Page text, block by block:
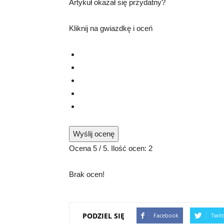
Artykuł okazał się przydatny?
Kliknij na gwiazdkę i oceń
Wyślij ocenę
Ocena 5 / 5. Ilość ocen: 2
Brak ocen!
PODZIEL SIĘ Facebook